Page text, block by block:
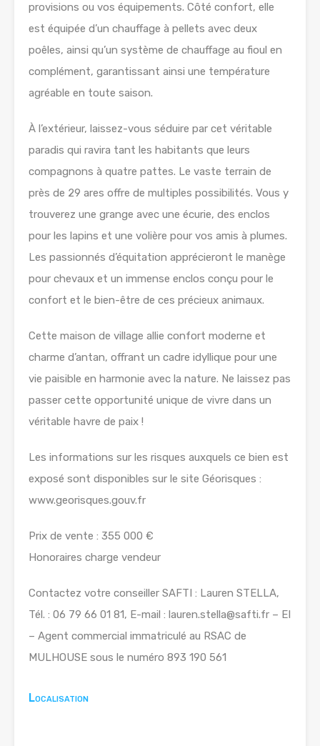
provisions ou vos équipements. Côté confort, elle
est équipée d’un chauffage à pellets avec deux
poêles, ainsi qu’un système de chauffage au fioul en
complément, garantissant ainsi une température
agréable en toute saison.
À l’extérieur, laissez-vous séduire par cet véritable
paradis qui ravira tant les habitants que leurs
compagnons à quatre pattes. Le vaste terrain de
près de 29 ares offre de multiples possibilités. Vous y
trouverez une grange avec une écurie, des enclos
pour les lapins et une volière pour vos amis à plumes.
Les passionnés d’équitation apprécieront le manège
pour chevaux et un immense enclos conçu pour le
confort et le bien-être de ces précieux animaux.
Cette maison de village allie confort moderne et
charme d’antan, offrant un cadre idyllique pour une
vie paisible en harmonie avec la nature. Ne laissez pas
passer cette opportunité unique de vivre dans un
véritable havre de paix !
Les informations sur les risques auxquels ce bien est
exposé sont disponibles sur le site Géorisques :
www.georisques.gouv.fr
Prix de vente : 355 000 €
Honoraires charge vendeur
Contactez votre conseiller SAFTI : Lauren STELLA,
Tél. : 06 79 66 01 81, E-mail : lauren.stella@safti.fr – EI
– Agent commercial immatriculé au RSAC de
MULHOUSE sous le numéro 893 190 561
Localisation